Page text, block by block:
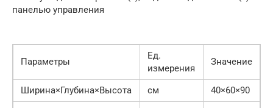
панелью управления
Параметры
Ед.
измерения
Значение
Ширина×Глубина×Высота см
40×60×90